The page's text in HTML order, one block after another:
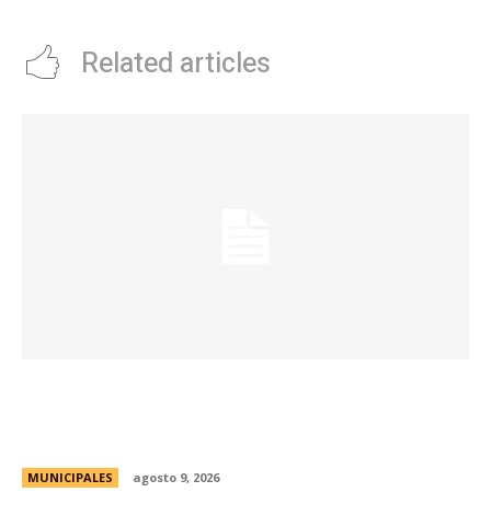
Related articles
MUNICIPALES agosto 9, 2026